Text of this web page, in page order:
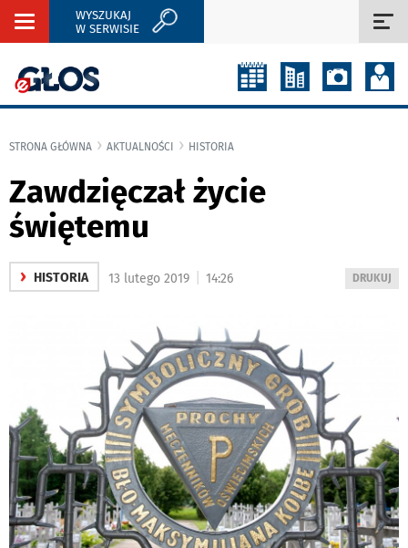
Rozwiń
WYSZUKAJ
W SERWISIE
STRONA GŁÓWNA AKTUALNOŚCI HISTORIA
Zawdzięczał życie
świętemu
› HISTORIA
WYDRUKUJ
DRUKUJ
13 lutego 2019 14:26